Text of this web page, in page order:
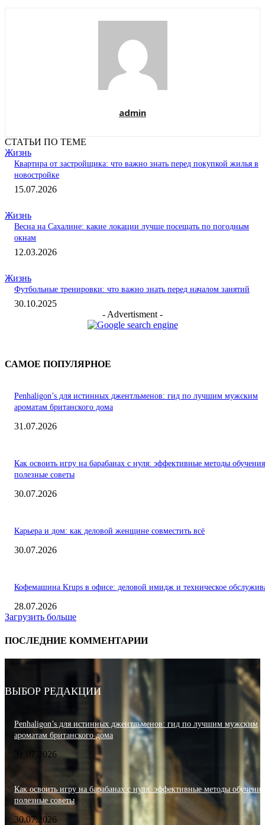
admin
СТАТЬИ ПО ТЕМЕ
Жизнь
Квартира от застройщика: что важно знать перед покупкой жилья в
новостройке
15.07.2026
Жизнь
Весна на Сахалине: какие локации лучше посещать по погодным
окнам
12.03.2026
Жизнь
Футбольные тренировки: что важно знать перед началом занятий
30.10.2025
- Advertisment -
САМОЕ ПОПУЛЯРНОЕ
Penhaligon’s для истинных джентльменов: гид по лучшим мужским
ароматам британского дома
31.07.2026
Как освоить игру на барабанах с нуля: эффективные методы
полезные советы
30.07.2026
Карьера и дом: как деловой женщине совместить всё
30.07.2026
Кофемашина Krups в офисе: деловой имидж и техническое
28.07.2026
Загрузить больше
ПОСЛЕДНИЕ КОММЕНТАРИИ
ВЫБОР РЕДАКЦИИ
Penhaligon’s для истинных джентльменов: гид по лучшим мужским
ароматам британского дома
31.07.2026
Как освоить игру на барабанах с нуля: эффективные методы
полезные советы
30.07.2026